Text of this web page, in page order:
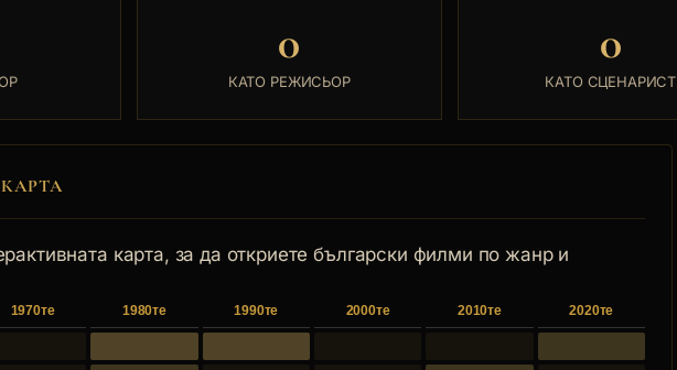
0
КАТО РЕЖИСЬОР
0
КАТО СЦЕНАРИСТ
карта, за да откриете български филми по жанр и
1970те 1980те 1990те 2000те 2010те 2020те